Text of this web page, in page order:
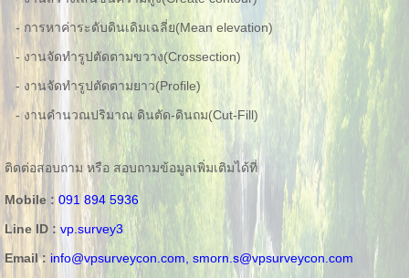
- การหาค่าระดับดินเดิมเฉลี่ย(Mean elevation)
- งานจัดทำรูปตัดตามขวาง(Crossection)
- งานจัดทำรูปตัดตามยาว(Profile)
- งานคำนวณปริมาณ ดินตัด-ดินถม(Cut-Fill)
ติดต่อสอบถาม หรือ สอบถามข้อมูลเพิ่มเติมได้ที่
Mobile : 091 894 5936
Line ID : vp.survey3
Email : info@vpsurveycon.com, smorn.s@vpsurveycon.com